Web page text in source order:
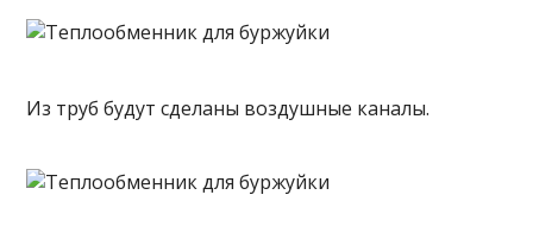
Из труб будут сделаны воздушные каналы.